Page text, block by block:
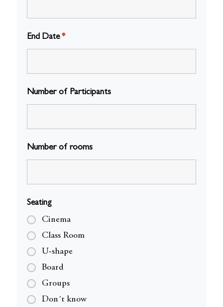
End Date*
Number of Participants
Number of rooms
Seating
Cinema
Class Room
U-shape
Board
Groups
Don´t know